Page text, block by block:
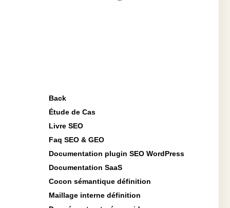
Back
Étude de Cas
Livre SEO
Faq SEO & GEO
Documentation plugin SEO WordPress
Documentation SaaS
Cocon sémantique définition
Maillage interne définition